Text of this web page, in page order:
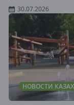
30.07.2026
НОВОСТИ